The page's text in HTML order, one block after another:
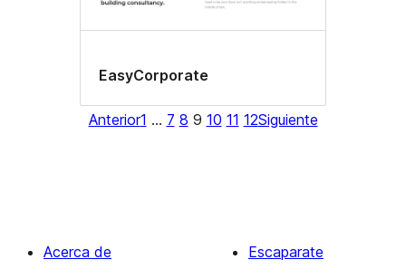
EasyCorporate
Anterior1 … 7 8 9 10 11 12Siguiente
Acerca de
Escaparate